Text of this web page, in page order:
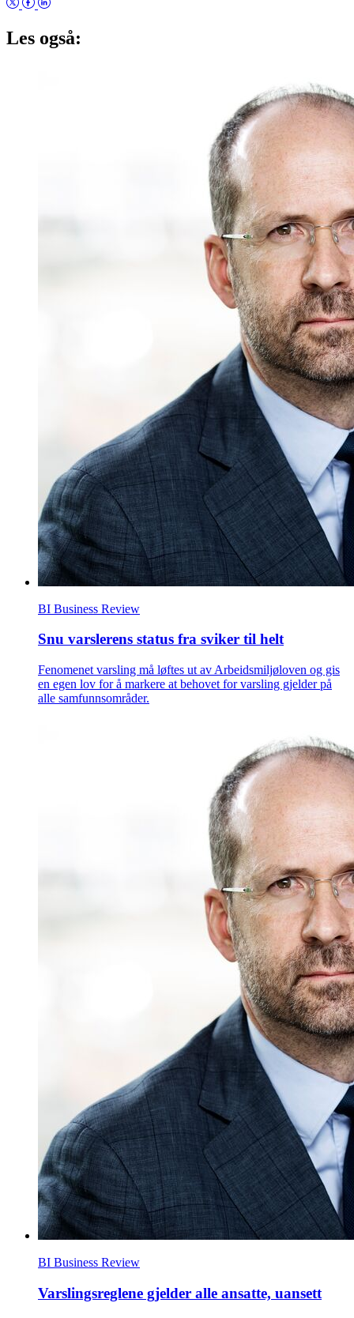
Les også:
BI Business Review
Snu varslerens status fra sviker til helt
Fenomenet varsling må løftes ut av Arbeidsmiljøloven og gis
en egen lov for å markere at behovet for varsling gjelder på
alle samfunnsområder.
BI Business Review
Varslingsreglene gjelder alle ansatte, uansett